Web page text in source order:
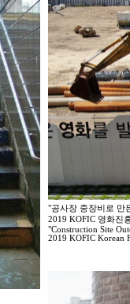
"공사장 중장비로 만
2019 KOFIC 영화진
"Construction Site
2019 KOFIC Korean